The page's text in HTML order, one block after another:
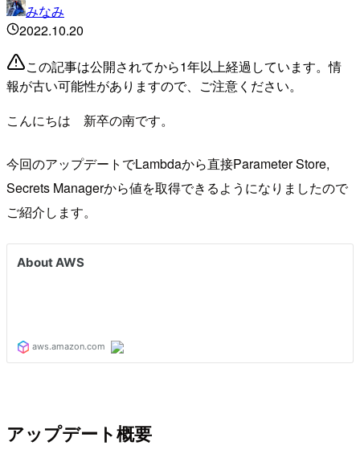
みなみ
2022.10.20
この記事は公開されてから1年以上経過しています。情
報が古い可能性がありますので、ご注意ください。
こんにちは 新卒の南です。
今回のアップデートでLambdaから直接Parameter Store,
Secrets Managerから値を取得できるようになりましたので
ご紹介します。
アップデート概要